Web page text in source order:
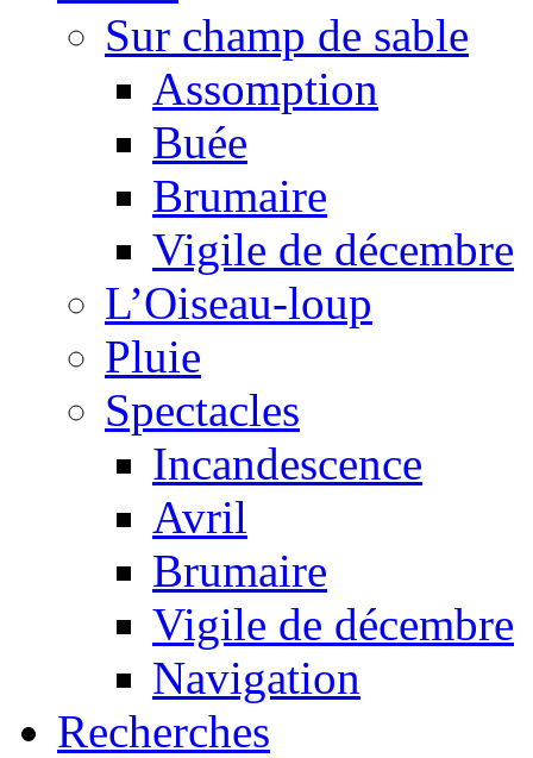
Sur champ de sable
Assomption
Buée
Brumaire
Vigile de décembre
L’Oiseau-loup
Pluie
Spectacles
Incandescence
Avril
Brumaire
Vigile de décembre
Navigation
Recherches